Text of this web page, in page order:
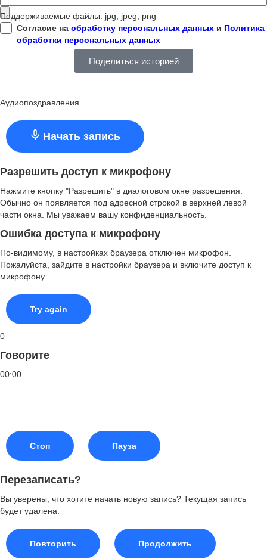
Поддерживаемые файлы: jpg, jpeg, png
Согласие на обработку персональных данных и Политика
обработки персональных данных
Поделиться историей
Аудиопоздравления
Начать запись
Разрешить доступ к микрофону
Нажмите кнопку "Разрешить" в диалоговом окне разрешения.
Обычно он появляется под адресной строкой в верхней левой
части окна. Мы уважаем вашу конфиденциальность.
Ошибка доступа к микрофону
По-видимому, в настройках браузера отключен микрофон.
Пожалуйста, зайдите в настройки браузера и включите доступ к
микрофону.
Try again
0
Говорите
00:00
Стоп Пауза
Перезаписать?
Вы уверены, что хотите начать новую запись? Текущая запись
будет удалена.
Повторить Продолжить